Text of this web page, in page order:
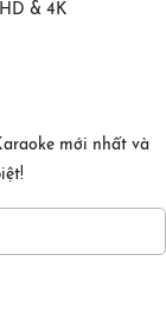
& 4K
mới nhất và